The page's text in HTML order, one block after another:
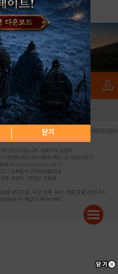
닫기
버전 전체앱
불법촬영물 신고센터 제휴광고문의
(주)스마트나우 대표이사:송현두
연락처:063-284-8635 팩스:02-6265-0377
욱 desk@hungryapp.co.kr
| 등록일자:2016년4월25일
우 송현두 | 편집인:김동욱
를 받으므로, 무단 전재, 복사, 배포 등을 금합니다.
All Rights Reserved.